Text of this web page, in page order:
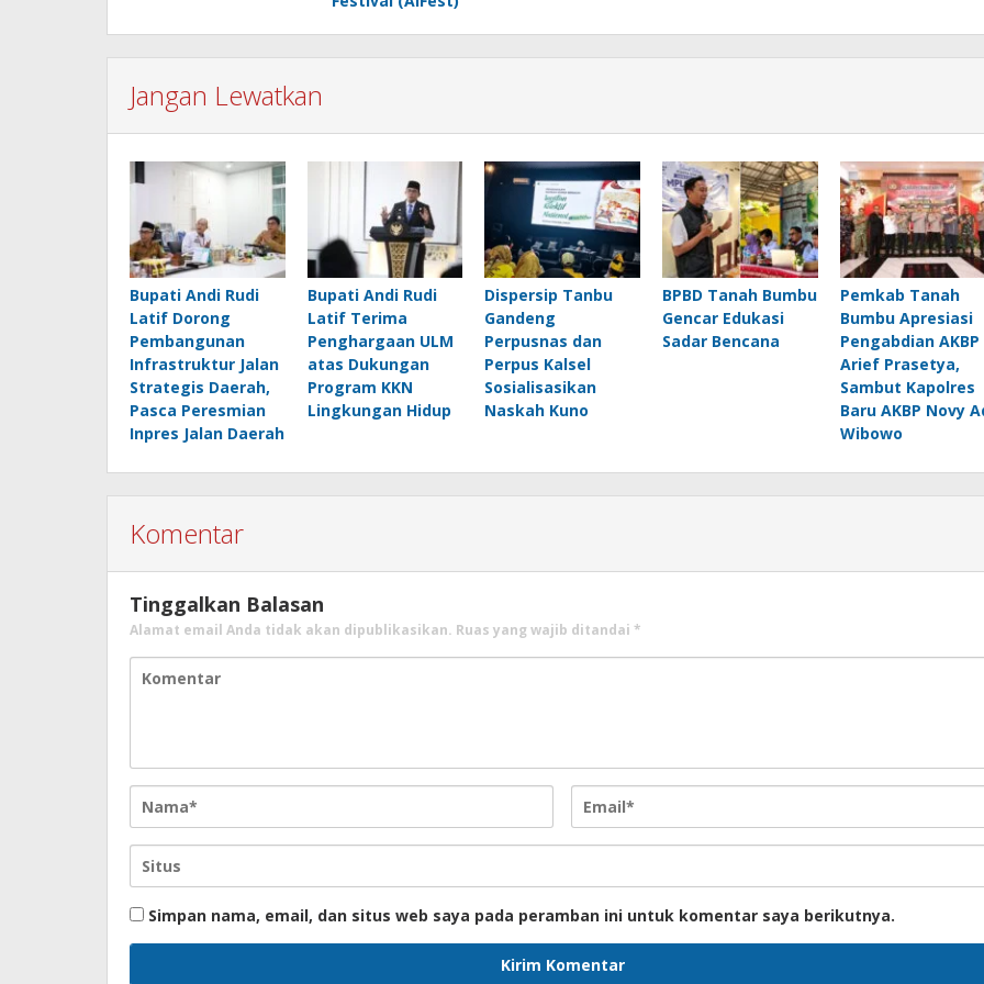
Jangan Lewatkan
Bupati Andi Rudi
Latif Dorong
Pembangunan
Infrastruktur Jalan
Strategis Daerah,
Pasca Peresmian
Inpres Jalan Daerah
Bupati Andi Rudi
Latif Terima
Penghargaan ULM
atas Dukungan
Program KKN
Lingkungan Hidup
Dispersip Tanbu
Gandeng
Perpusnas dan
Perpus Kalsel
Sosialisasikan
Naskah Kuno
BPBD Tanah Bumbu
Gencar Edukasi
Sadar Bencana
Pemkab Tanah
Bumbu Apresiasi
Pengabdian AKBP
Arief Prasetya,
Sambut Kapolres
Baru AKBP Novy
Wibowo
Komentar
Tinggalkan Balasan
Alamat email Anda tidak akan dipublikasikan. Ruas yang wajib ditandai *
Simpan nama, email, dan situs web saya pada peramban ini untuk komentar saya berikutnya.